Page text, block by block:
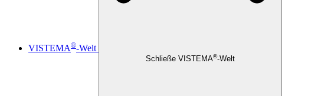
VISTEMA®-Welt
Schließe VISTEMA®-Welt